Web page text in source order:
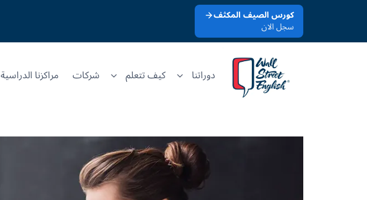
كورس الصيف المكثف
سجل الان
دوراتنا كيف تتعلم شركات مراكزنا الدراسية